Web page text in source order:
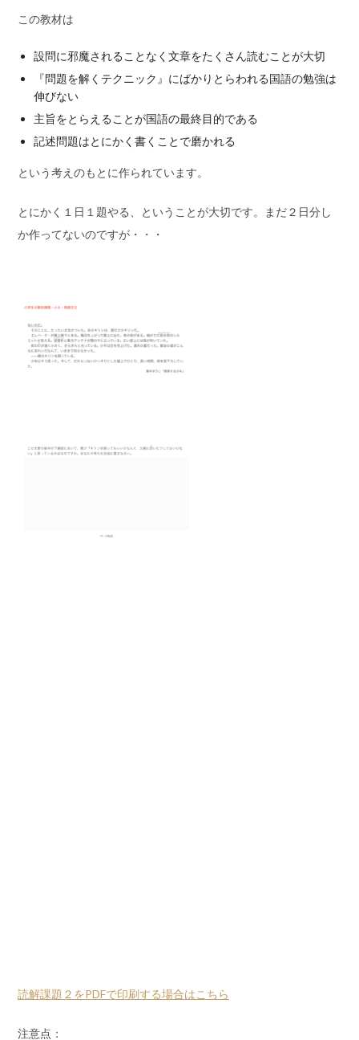
この教材は
設問に邪魔されることなく文章をたくさん読むことが大切
『問題を解くテクニック』にばかりとらわれる国語の勉強は
伸びない
主旨をとらえることが国語の最終目的である
記述問題はとにかく書くことで磨かれる
という考えのもとに作られています。
とにかく１日１題やる、ということが大切です。まだ２日分し
か作ってないのですが・・・
読解課題２をPDFで印刷する場合はこちら
注意点：